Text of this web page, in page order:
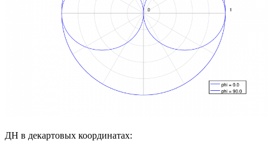
ДН в декартовых координатах: